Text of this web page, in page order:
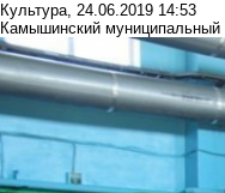
Культура, 24.06.2019 14:53
Камышинский муниципальный